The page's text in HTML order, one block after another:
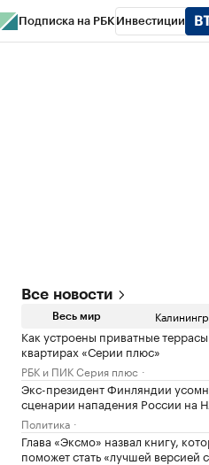
Подписка на РБК Инвестиции
Все новости
Весь мир
Как устроены приватные
квартирах «Серии плюс»
РБК и ПИК Серия плюс
Экс-президент Финляндии
сценарии нападения России на
Политика
Глава «Эксмо» назвал книгу,
поможет стать «лучшей версией